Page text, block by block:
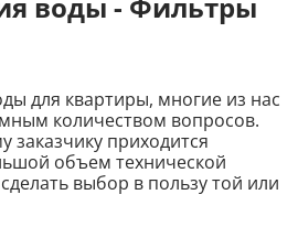
воды - Фильтры
для квартиры, многие из нас
количеством вопросов.
заказчику приходится
объем технической
выбор в пользу той или